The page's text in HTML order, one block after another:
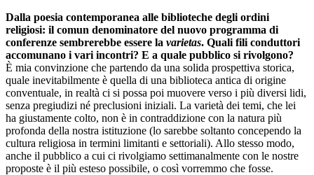
Dalla poesia contemporanea alle biblioteche degli ordini
religiosi: il comun denominatore del nuovo programma di
conferenze sembrerebbe essere la varietas. Quali fili conduttori
accomunano i vari incontri? E a quale pubblico si rivolgono?
È mia convinzione che partendo da una solida prospettiva storica,
quale inevitabilmente è quella di una biblioteca antica di origine
conventuale, in realtà ci si possa poi muovere verso i più diversi lidi,
senza pregiudizi né preclusioni iniziali. La varietà dei temi, che lei
ha giustamente colto, non è in contraddizione con la natura più
profonda della nostra istituzione (lo sarebbe soltanto concependo la
cultura religiosa in termini limitanti e settoriali). Allo stesso modo,
anche il pubblico a cui ci rivolgiamo settimanalmente con le nostre
proposte è il più esteso possibile, o così vorremmo che fosse.